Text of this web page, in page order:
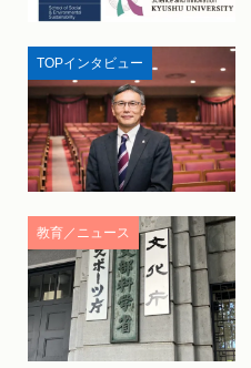
TOPインタビュー
教育／ニュース